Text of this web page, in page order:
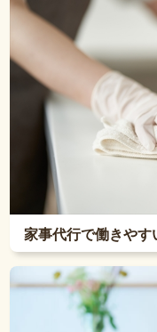
家事代行で働きや